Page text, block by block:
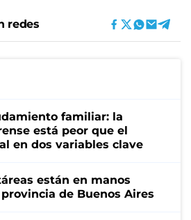
redes
familiar: la
está peor que el
en dos variables clave
están en manos
de Buenos Aires